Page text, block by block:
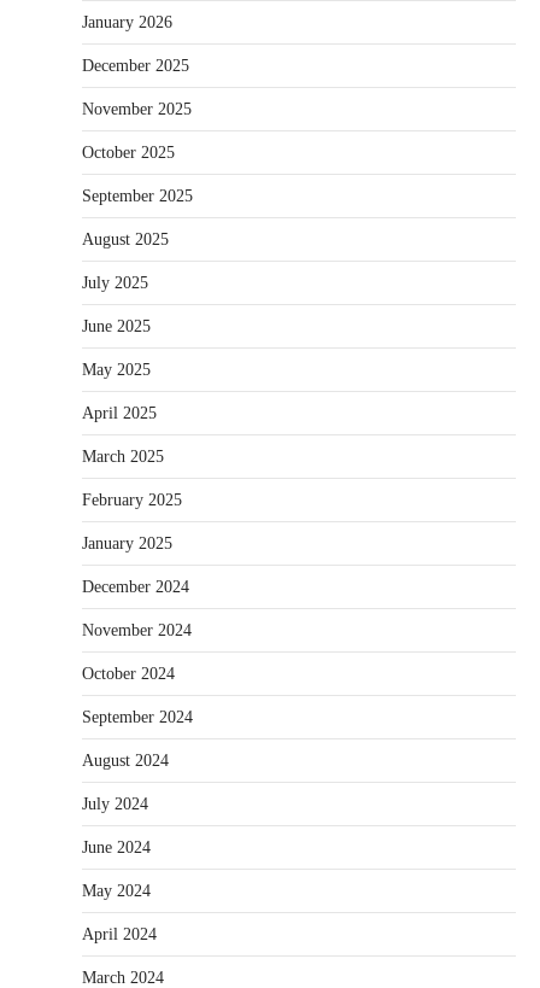
January 2026
December 2025
November 2025
October 2025
September 2025
August 2025
July 2025
June 2025
May 2025
April 2025
March 2025
February 2025
January 2025
December 2024
November 2024
October 2024
September 2024
August 2024
July 2024
June 2024
May 2024
April 2024
March 2024